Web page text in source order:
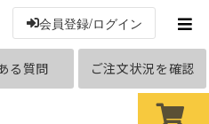
会員登録/ログイン
る質問 ご注文状況を確認